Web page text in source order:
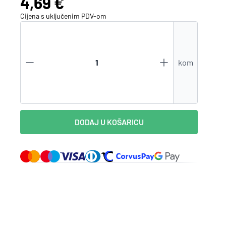
Zaboravili ste lozinku?
STE NA WEBSHOP-U?
Cijena s uključenim PDV-om
kom
DODAJ U KOŠARICU